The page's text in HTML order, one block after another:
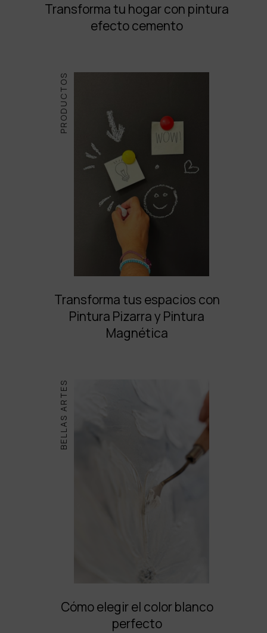
Transforma tu hogar con pintura
efecto cemento
PRODUCTOS
Transforma tus espacios con
Pintura Pizarra y Pintura
Magnética
BELLAS ARTES
Cómo elegir el color blanco
perfecto